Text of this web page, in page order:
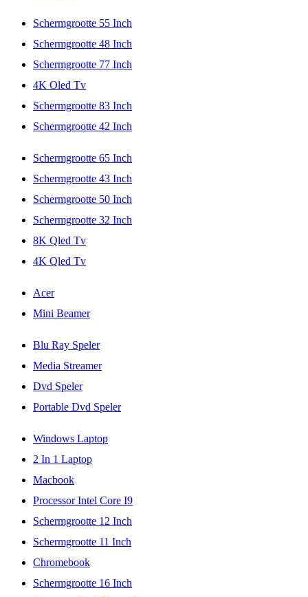
Schermgrootte 55 Inch
Schermgrootte 48 Inch
Schermgrootte 77 Inch
4K Oled Tv
Schermgrootte 83 Inch
Schermgrootte 42 Inch
Schermgrootte 65 Inch
Schermgrootte 43 Inch
Schermgrootte 50 Inch
Schermgrootte 32 Inch
8K Qled Tv
4K Qled Tv
Acer
Mini Beamer
Blu Ray Speler
Media Streamer
Dvd Speler
Portable Dvd Speler
Windows Laptop
2 In 1 Laptop
Macbook
Processor Intel Core I9
Schermgrootte 12 Inch
Schermgrootte 11 Inch
Chromebook
Schermgrootte 16 Inch